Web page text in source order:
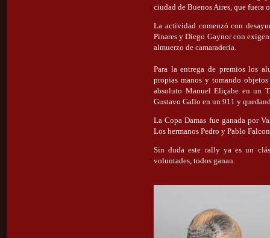
ciudad de Buenos Aires, que fuera
La actividad comenzó con
Pinares y Diego Gaynor con
almuerzo de camaradería.
Para la entrega de premios los
propias manos y tomando
absoluto Manuel Eliçabe en un
Gustavo Gallo en un 911 y
La Copa Damas fue ganada por
Los hermanos Pedro y Pablo
Sin duda este rally ya es un
voluntades, todos ganan.